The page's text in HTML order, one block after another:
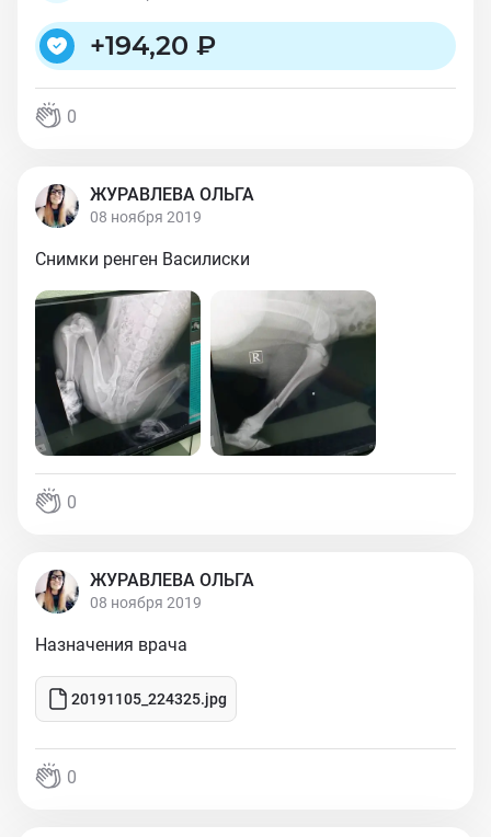
+194,20 ₽
0
ЖУРАВЛЕВА ОЛЬГА
08 ноября 2019
Снимки ренген Василиски
0
ЖУРАВЛЕВА ОЛЬГА
08 ноября 2019
Назначения врача
20191105_224325.jpg
0